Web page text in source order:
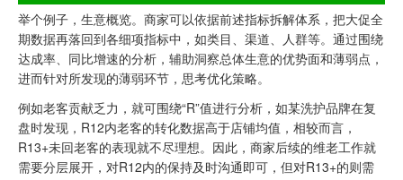
举个例子，生意概览。商家可以依据前述指标拆解体系，把大促全
期数据再落回到各细项指标中，如类目、渠道、人群等。通过围绕
达成率、同比增速的分析，辅助洞察总体生意的优势面和薄弱点，
进而针对所发现的薄弱环节，思考优化策略。
例如老客贡献乏力，就可围绕“R”值进行分析，如某洗护品牌在复
盘时发现，R12内老客的转化数据高于店铺均值，相较而言，
R13+未回老客的表现就不尽理想。因此，商家后续的维老工作就
需要分层展开，对R12内的保持及时沟通即可，但对R13+的则需